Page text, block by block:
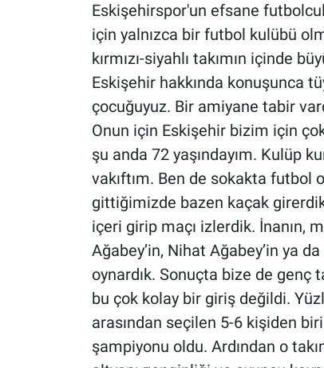
Eskişehirspor'un efsane
için yalnızca bir futbol kulübü
kırmızı-siyahlı takımın içinde
Eskişehir hakkında konuşunca
çocuğuyuz. Bir amiyane tabir
Onun için Eskişehir bizim için
şu anda 72 yaşındayım. Kulüp
vakıftım. Ben de sokakta futbol
gittiğimizde bazen kaçak
içeri girip maçı izlerdik. İnanın,
Ağabey’in, Nihat Ağabey’in ya
oynardık. Sonuçta bize de genç
bu çok kolay bir giriş değildi.
arasından seçilen 5-6 kişiden
şampiyonu oldu. Ardından o